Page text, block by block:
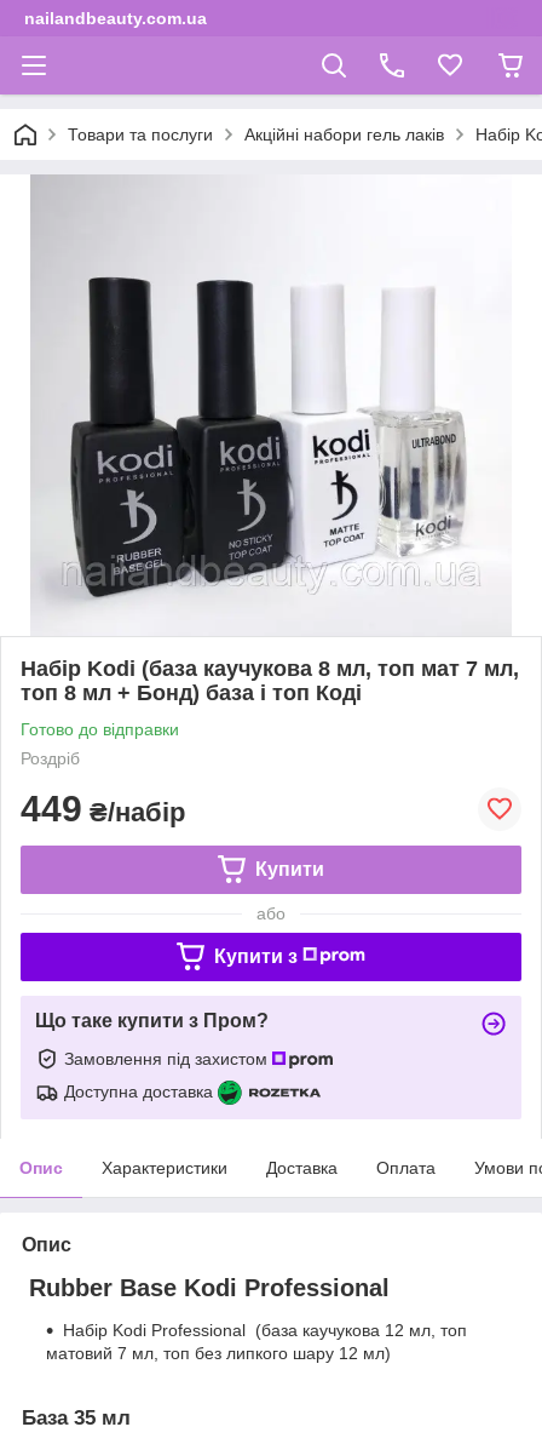
nailandbeauty.com.ua
Товари та послуги Акційні набори гель лаків Набір
Набір Kodi (база каучукова 8 мл, топ мат 7 мл,
топ 8 мл + Бонд) база і топ Коді
Готово до відправки
Роздріб
449 ₴/набір
Купити
або
Купити з
Що таке купити з Пром?
Замовлення під захистом
Доступна доставка
Опис Характеристики Доставка Оплата Умови
Опис
Rubber Base Kodi Professional
Набір Kodi Professional (база каучукова 12 мл, топ
матовий 7 мл, топ без липкого шару 12 мл)
База 35 мл